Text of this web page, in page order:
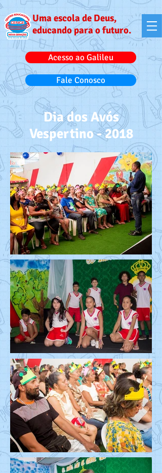
Uma escola de Deus,
educando para o futuro.
Acesso ao Galileu
Fale Conosco
Dia dos Avós
Vespertino - 2018